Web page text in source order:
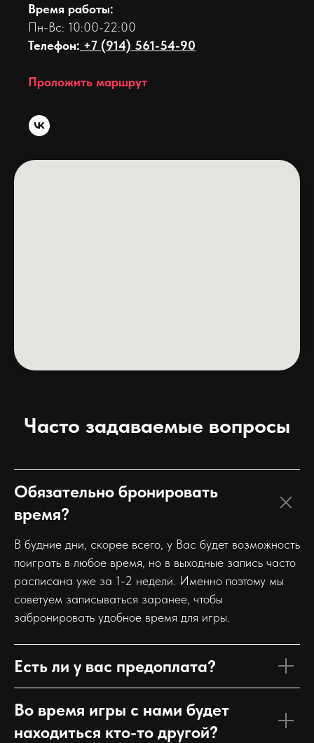
Время работы:
Пн-Вс: 10:00-22:00
Телефон: +7 (914) 561-54-90
Проложить маршрут
Часто задаваемые вопросы
Обязательно бронировать
время?
В будние дни, скорее всего, у Вас будет возможность
поиграть в любое время, но в выходные запись часто
расписана уже за 1-2 недели. Именно поэтому мы
советуем записываться заранее, чтобы
забронировать удобное время для игры.
Есть ли у вас предоплата?
Во время игры с нами будет
находиться кто-то другой?